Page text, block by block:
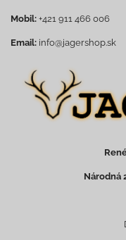
Mobil: +421 911 466 006
Email: info@jagershop.sk
Národná